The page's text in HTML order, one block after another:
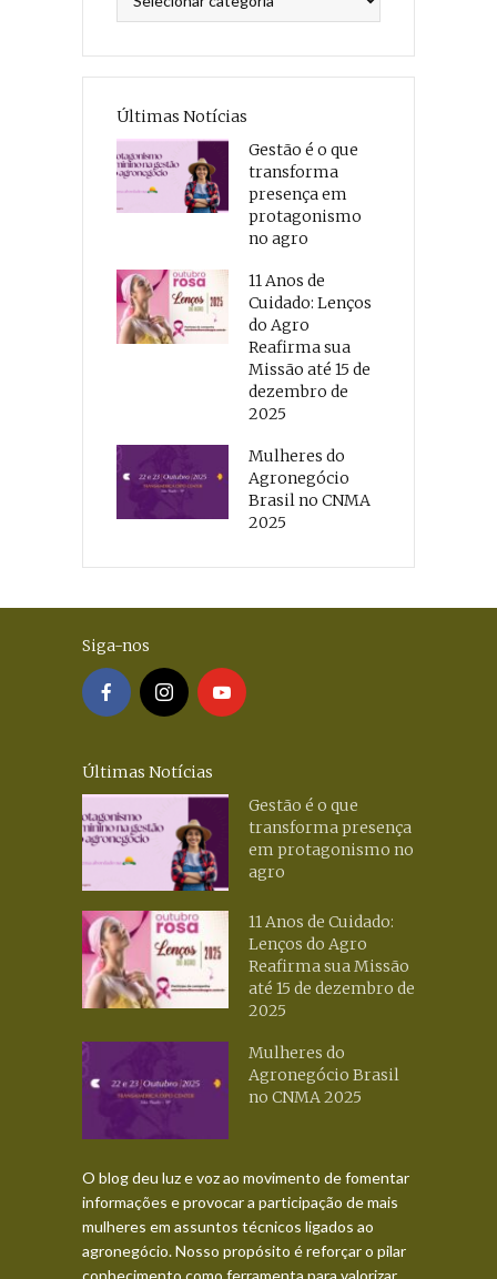
Últimas Notícias
Gestão é o que
transforma
presença em
protagonismo
no agro
11 Anos de
Cuidado: Lenços
do Agro
Reafirma sua
Missão até 15 de
dezembro de
2025
Mulheres do
Agronegócio
Brasil no CNMA
2025
Siga-nos
Últimas Notícias
Gestão é o que
transforma presença
em protagonismo no
agro
11 Anos de Cuidado:
Lenços do Agro
Reafirma sua Missão
até 15 de dezembro de
2025
Mulheres do
Agronegócio Brasil
no CNMA 2025
O blog deu luz e voz ao movimento de fomentar
informações e provocar a participação de mais
mulheres em assuntos técnicos ligados ao
agronegócio. Nosso propósito é reforçar o pilar
conhecimento como ferramenta para valorizar